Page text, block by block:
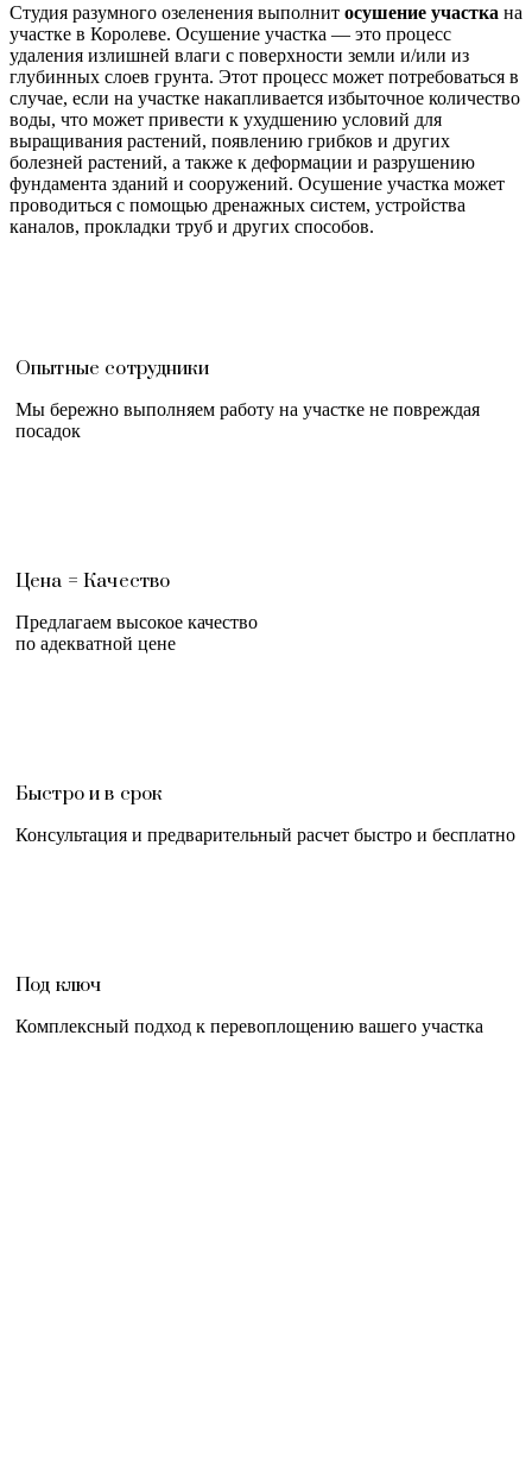
Студия разумного озеленения выполнит осушение участка на
участке в Королеве. Осушение участка — это процесс
удаления излишней влаги с поверхности земли и/или из
глубинных слоев грунта. Этот процесс может потребоваться в
случае, если на участке накапливается избыточное количество
воды, что может привести к ухудшению условий для
выращивания растений, появлению грибков и других
болезней растений, а также к деформации и разрушению
фундамента зданий и сооружений. Осушение участка может
проводиться с помощью дренажных систем, устройства
каналов, прокладки труб и других способов.
Опытные сотрудники
Мы бережно выполняем работу на участке не повреждая
посадок
Цена = Качество
Предлагаем высокое качество
по адекватной цене
Быстро и в срок
Консультация и предварительный расчет быстро и бесплатно
Под ключ
Комплексный подход к перевоплощению вашего участка